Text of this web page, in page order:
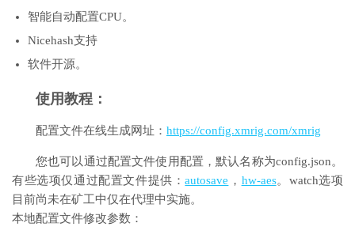
智能自动配置CPU。
Nicehash支持
软件开源。
使用教程：
配置文件在线生成网址： https://config.xmrig.com/xmrig
您也可以通过配置文件使用配置，默认名称为config.json。
有些选项仅通过配置文件提供：autosave ， hw-aes。watch选项
目前尚未在矿工中仅在代理中实施。
本地配置文件修改参数：